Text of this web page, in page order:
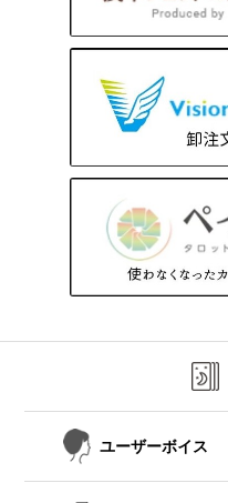
ユーザーボイス